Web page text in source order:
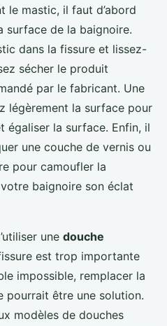
le mastic, il faut d’abord
surface de la baignoire.
dans la fissure et lissez-
sécher le produit
par le fabricant. Une
légèrement la surface pour
égaliser la surface. Enfin, il
une couche de vernis ou
pour camoufler la
baignoire son éclat
une douche
est trop importante
impossible, remplacer la
pourrait être une solution.
modèles de douches